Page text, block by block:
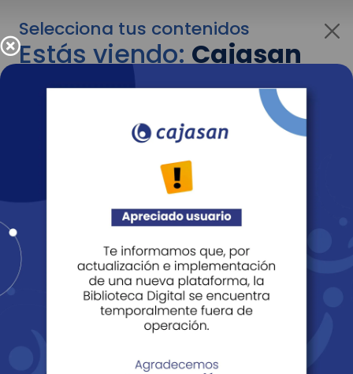
Selecciona tus contenidos
Estás viendo:Cajasan
para personas
Para cambiar al contenido de tu interés más
adelante recuerda utilizar el menú
Entendido